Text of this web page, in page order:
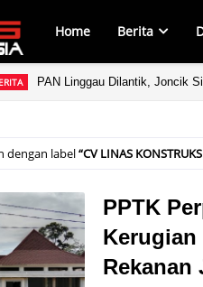
Home Berita
PAN Linggau Dilantik, Joncik
dengan label CV LINAS
PPTK
Kerugian
Rekanan